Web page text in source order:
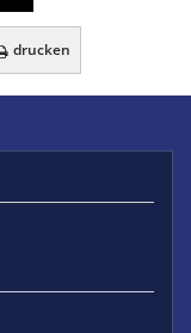
drucken